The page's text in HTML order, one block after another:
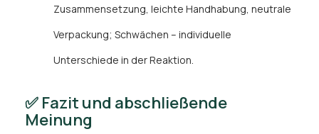
Zusammensetzung, leichte Handhabung, neutrale
Verpackung; Schwächen – individuelle
Unterschiede in der Reaktion.
✅ Fazit und abschließende
Meinung